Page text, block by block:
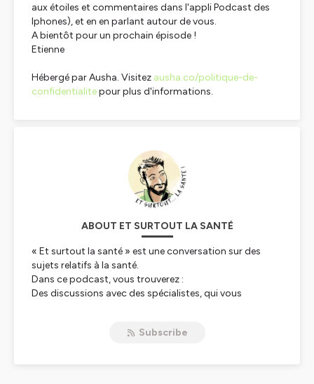
aux étoiles et commentaires dans l'appli Podcast des
Iphones), et en en parlant autour de vous.
A bientôt pour un prochain épisode !
Etienne
Hébergé par Ausha. Visitez ausha.co/politique-de-
confidentialitepour plus d'informations.
ABOUT ET SURTOUT LA SANTÉ
« Et surtout la santé » est une conversation sur des
sujets relatifs à la santé.
Dans ce podcast, vous trouverez :
Des discussions avec des spécialistes, qui vous
Des interviews inspirantes de sportifs de haut niveau,
Subscribe